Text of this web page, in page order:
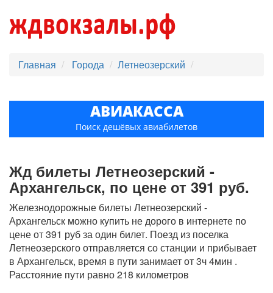
Главная Города Летнеозерский
АВИАКАССА
Поиск дешёвых авиабилетов
Жд билеты Летнеозерский -
Архангельск, по цене от 391 руб.
Железнодорожные билеты Летнеозерский -
Архангельск можно купить не дорого в интернете по
цене от 391 руб за один билет. Поезд из поселка
Летнеозерского отправляется со станции и прибывает
в Архангельск, время в пути занимает от 3ч 4мин .
Расстояние пути равно 218 километров